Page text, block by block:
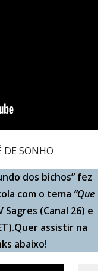
DE SONHO
dos bichos” fez
com o tema “Que
(Canal 26) e
assistir na
abaixo!